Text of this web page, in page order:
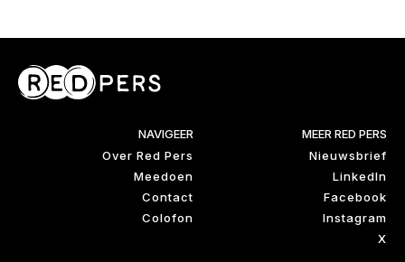
NAVIGEER
Over Red Pers
Meedoen
Contact
Colofon
MEER RED PERS
Nieuwsbrief
LinkedIn
Facebook
Instagram
X